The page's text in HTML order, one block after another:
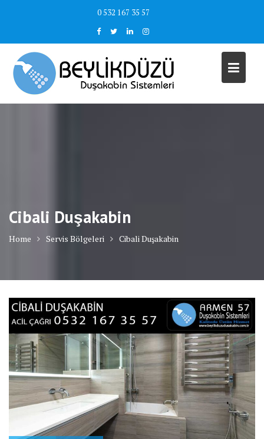
0 532 167 35 57
Cibali Duşakabin
Home Servis Bölgeleri Cibali Duşakabin